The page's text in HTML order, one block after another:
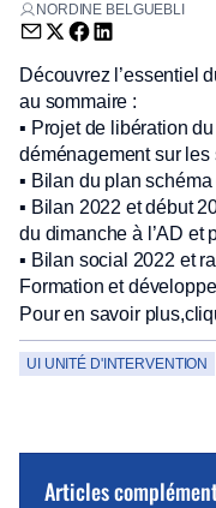
NORDINE BELGUEBLI
Envoyer par email
Partager sur
Partager sur
Partager sur
Découvrez l’essentiel
au sommaire :
▪ Projet de libération
déménagement sur
▪ Bilan du plan
▪ Bilan 2022 et début
du dimanche à l’AD et
▪ Bilan social 2022 et
Formation et
Pour en savoir
UI UNITÉ D'INTERVENTION
Articles